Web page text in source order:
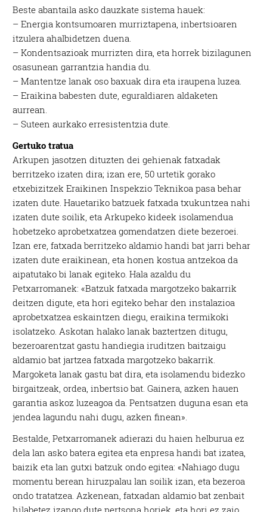
Beste abantaila asko dauzkate sistema hauek:
– Energia kontsumoaren murriztapena, inbertsioaren
itzulera ahalbidetzen duena.
– Kondentsazioak murrizten dira, eta horrek bizilagunen
osasunean garrantzia handia du.
– Mantentze lanak oso baxuak dira eta iraupena luzea.
– Eraikina babesten dute, eguraldiaren aldaketen
aurrean.
– Suteen aurkako erresistentzia dute.
Gertuko tratua
Arkupen jasotzen dituzten dei gehienak fatxadak
berritzeko izaten dira; izan ere, 50 urtetik gorako
etxebizitzek Eraikinen Inspekzio Teknikoa pasa behar
izaten dute. Hauetariko batzuek fatxada txukuntzea nahi
izaten dute soilik, eta Arkupeko kideek isolamendua
hobetzeko aprobetxatzea gomendatzen diete bezeroei.
Izan ere, fatxada berritzeko aldamio handi bat jarri behar
izaten dute eraikinean, eta honen kostua antzekoa da
aipatutako bi lanak egiteko. Hala azaldu du
Petxarromanek: «Batzuk fatxada margotzeko bakarrik
deitzen digute, eta hori egiteko behar den instalazioa
aprobetxatzea eskaintzen diegu, eraikina termikoki
isolatzeko. Askotan halako lanak baztertzen ditugu,
bezeroarentzat gastu handiegia iruditzen baitzaigu
aldamio bat jartzea fatxada margotzeko bakarrik.
Margoketa lanak gastu bat dira, eta isolamendu bidezko
birgaitzeak, ordea, inbertsio bat. Gainera, azken hauen
garantia askoz luzeagoa da. Pentsatzen duguna esan eta
jendea lagundu nahi dugu, azken finean».
Bestalde, Petxarromanek adierazi du haien helburua ez
dela lan asko batera egitea eta enpresa handi bat izatea,
baizik eta lan gutxi batzuk ondo egitea: «Nahiago dugu
momentu berean hiruzpalau lan soilik izan, eta bezeroa
ondo tratatzea. Azkenean, fatxadan aldamio bat zenbait